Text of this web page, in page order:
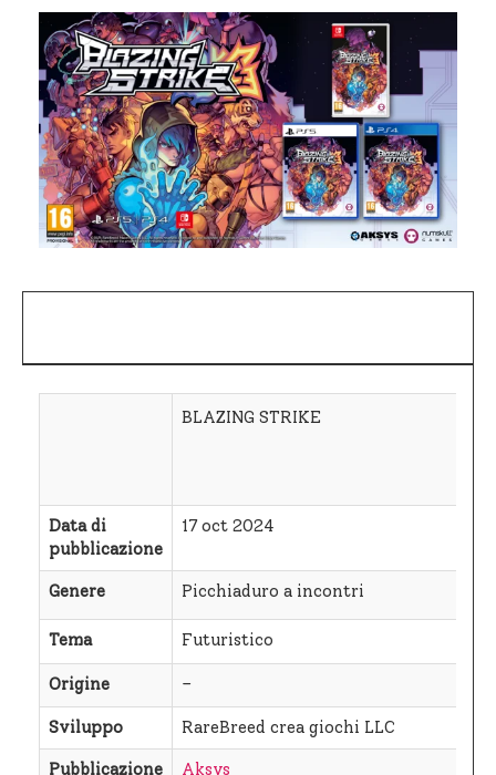
BLAZING STRIKE
Data di
pubblicazione
17 oct 2024
Genere Picchiaduro a incontri
Tema Futuristico
Origine –
Sviluppo RareBreed crea giochi LLC
Pubblicazione Aksys